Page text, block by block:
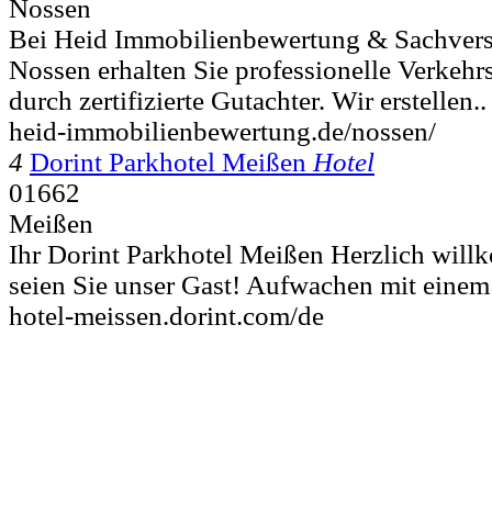
Nossen
Bei Heid Immobilienbewertung &
Nossen erhalten Sie professionelle
durch zertifizierte Gutachter. Wir erstellen..
heid-immobilienbewertung.de/nossen/
4 Dorint Parkhotel Meißen Hotel
01662
Meißen
Ihr Dorint Parkhotel Meißen Herzlich
seien Sie unser Gast! Aufwachen mit
hotel-meissen.dorint.com/de